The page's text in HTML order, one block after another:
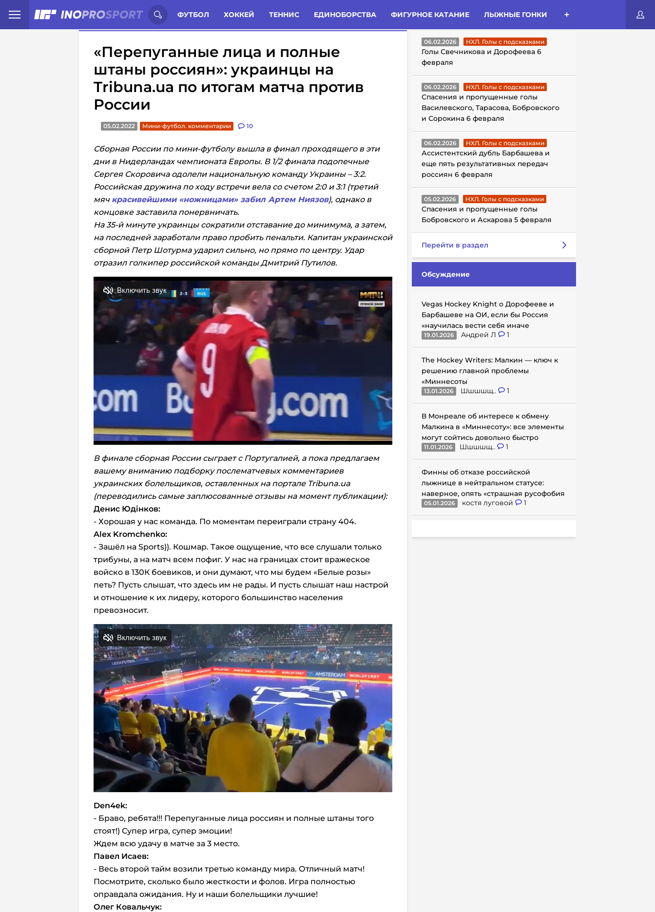
ФУТБОЛ ХОККЕЙ ТЕННИС ЕДИНОБОРСТВА ФИГУРНОЕ КАТАНИЕ ЛЫЖНЫЕ ГОНКИ
Иностранцы о спорте России: Статьи Комменты Новости
«Перепуганные лица и полные
штаны россиян»: украинцы на
Tribuna.ua по итогам матча против
России
05.02.2022 Мини-футбол. комментарии 10
Сборная России по мини-футболу вышла в финал проходящего в эти
дни в Нидерландах чемпионата Европы. В 1/2 финала подопечные
Сергея Скоровича одолели национальную команду Украины – 3:2.
Российская дружина по ходу встречи вела со счетом 2:0 и 3:1 (третий
мяч красивейшими «ножницами» забил Артем Ниязов), однако в
концовке заставила понервничать.
На 35-й минуте украинцы сократили отставание до минимума, а затем,
на последней заработали право пробить пенальти. Капитан украинской
сборной Петр Шотурма ударил сильно, но прямо по центру. Удар
отразил голкипер российской команды Дмитрий Путилов.
В финале сборная России сыграет с Португалией, а пока предлагаем
вашему вниманию подборку послематчевых комментариев
украинских болельщиков, оставленных на портале Tribuna.ua
(переводились самые заплюсованные отзывы на момент публикации):
Денис Юдiнков:
- Хорошая у нас команда. По моментам переиграли страну 404.
Alex Kromchenko:
- Зашёл на Sports)). Кошмар. Такое ощущение, что все слушали только
трибуны, а на матч всем пофиг. У нас на границах стоит вражеское
войско в 130К боевиков, и они думают, что мы будем «Белые розы»
петь? Пусть слышат, что здесь им не рады. И пусть слышат наш настрой
и отношение к их лидеру, которого большинство населения
превозносит.
Den4ek:
- Браво, ребята!!! Перепуганные лица россиян и полные штаны того
стоят!) Супер игра, супер эмоции!
Ждем всю удачу в матче за 3 место.
Павел Исаев:
- Весь второй тайм возили третью команду мира. Отличный матч!
Посмотрите, сколько было жесткости и фолов. Игра полностью
оправдала ожидания. Ну и наши болельщики лучшие!
Олег Ковальчук:
ГОЛЫ С ПОДСКАЗКАМИ
06.02.2026 НХЛ. Голы с подсказками
Голы Свечникова и Дорофеева 6
февраля
06.02.2026 НХЛ. Голы с подсказками
Спасения и пропущенные голы
Василевского, Тарасова, Бобровского
и Сорокина 6 февраля
06.02.2026 НХЛ. Голы с подсказками
Ассистентский дубль Барбашева и
еще пять результативных передач
россиян 6 февраля
05.02.2026 НХЛ. Голы с подсказками
Спасения и пропущенные голы
Бобровского и Аскарова 5 февраля
Перейти в раздел
Обсуждение
Vegas Hockey Knight о Дорофееве и
Барбашеве на ОИ, если бы Россия
«научилась вести себя иначе
19.01.2026 Андрей Л 1
The Hockey Writers: Малкин — ключ к
решению главной проблемы
«Миннесоты
13.01.2026 Шшшшщ.. 1
В Монреале об интересе к обмену
Малкина в «Миннесоту»: все элементы
могут сойтись довольно быстро
11.01.2026 Шшшшщ.. 1
Финны об отказе российской
лыжнице в нейтральном статусе:
наверное, опять «страшная русофобия
05.01.2026 костя луговой 1